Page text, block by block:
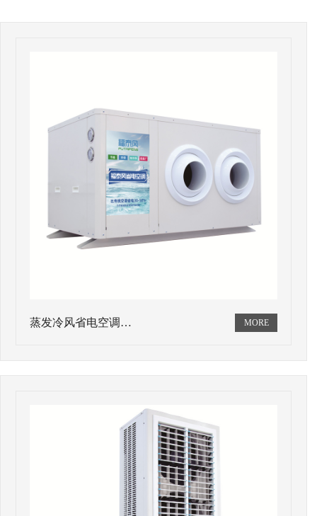
蒸发冷风省电空调…